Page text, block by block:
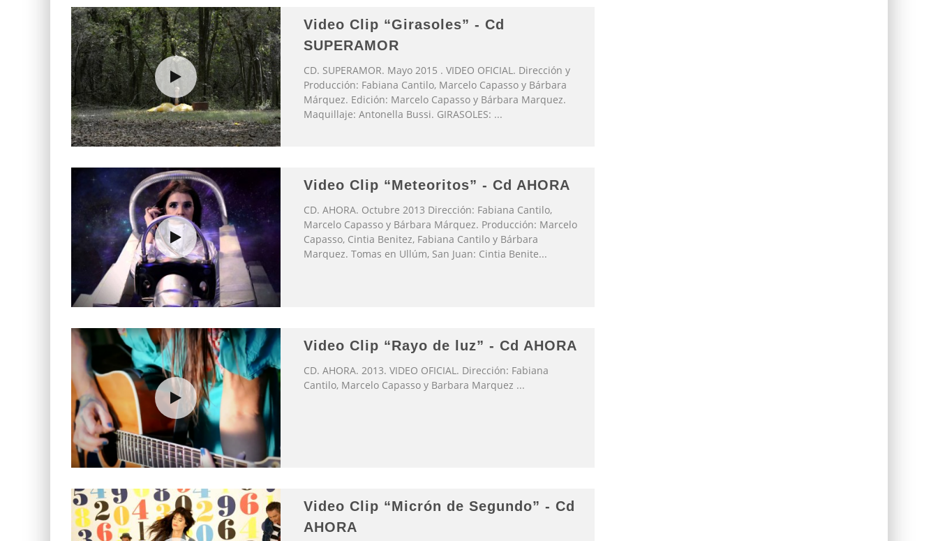
Video Clip “Girasoles” - Cd
SUPERAMOR
CD. SUPERAMOR. Mayo 2015 . VIDEO OFICIAL. Dirección y
Producción: Fabiana Cantilo, Marcelo Capasso y Bárbara
Márquez. Edición: Marcelo Capasso y Bárbara Marquez.
Maquillaje: Antonella Bussi. GIRASOLES: ...
Video Clip “Meteoritos” - Cd AHORA
CD. AHORA. Octubre 2013 Dirección: Fabiana Cantilo,
Marcelo Capasso y Bárbara Márquez. Producción: Marcelo
Capasso, Cintia Benitez, Fabiana Cantilo y Bárbara
Marquez. Tomas en Ullúm, San Juan: Cintia Benite...
Video Clip “Rayo de luz” - Cd AHORA
CD. AHORA. 2013. VIDEO OFICIAL. Dirección: Fabiana
Cantilo, Marcelo Capasso y Barbara Marquez ...
Video Clip “Micrón de Segundo” - Cd
AHORA